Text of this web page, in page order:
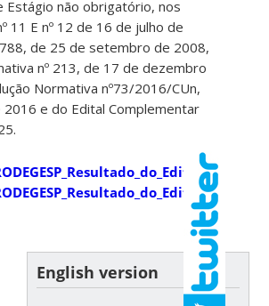
Estágio não obrigatório, nos
11 E nº 12 de 16 de julho de
de 25 de setembro de 2008,
nº 213, de 17 de dezembro
Normativa nº73/2016/CUn,
e do Edital Complementar
English version